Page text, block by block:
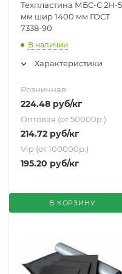
Техпластина МБС-С 2Н-5
мм шир 1400 мм ГОСТ
7338-90
В наличии
Характеристики
Розничная
224.48 руб/кг
Оптовая (от 50000р.)
214.72 руб/кг
Vip (от 100000р.)
195.20 руб/кг
В КОРЗИНУ